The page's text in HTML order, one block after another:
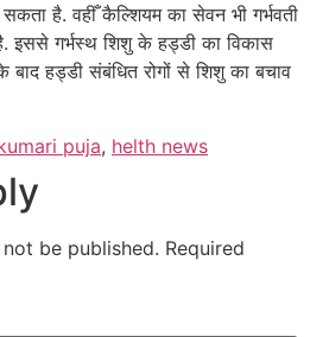
है. वहीँ कैल्शियम का सेवन भी गर्भवती
इससे गर्भस्थ शिशु के हड्डी का विकास
बाद हड्डी संबंधित रोगों से शिशु का बचाव
puja, helth news
be published. Required